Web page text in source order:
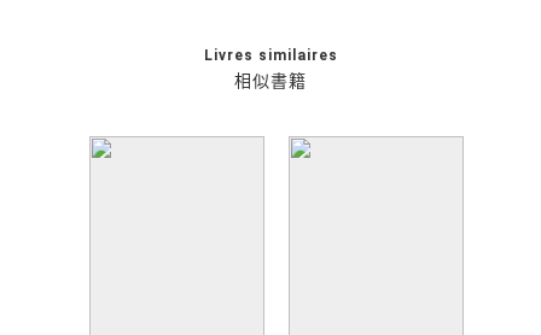
相似書籍
Livres similaires